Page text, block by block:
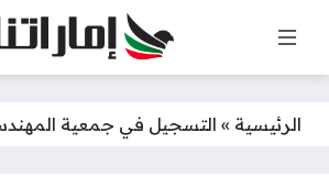
الرئيسية » التسجيل في جمعية